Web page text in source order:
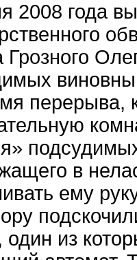
2008 года
Грозного
перерыва,
в
ему
из